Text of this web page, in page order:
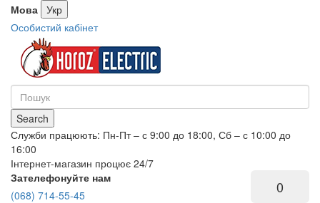
Мова Укр
Особистий кабінет
Search
Служби працюють: Пн-Пт – с 9:00 до 18:00, Сб – с 10:00 до
16:00
Інтернет-магазин процює 24/7
Зателефонуйте нам
(068) 714-55-45
0